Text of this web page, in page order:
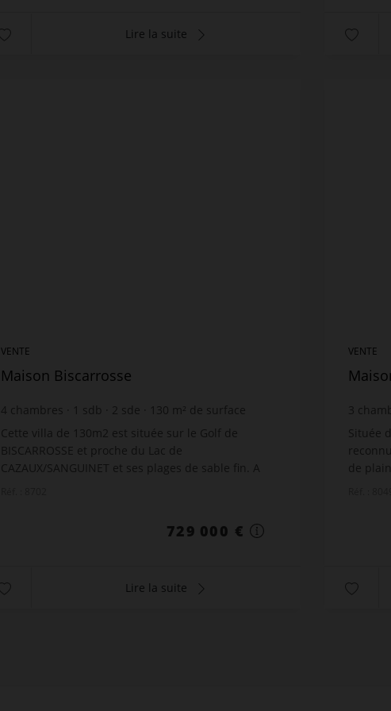
Lire la suite
VENTE
Maison Biscarrosse
4 chambres sdb 2 sde 130 m² de surface
1 269
m² de terrain 5 607,69 € prix / m²
Cette villa de 130m2 est située sur le Golf de
BISCARROSSE et proche du Lac de
CAZAUX/SANGUINET et ses plages de sable fin. A
729 000 €
Lire la suite
VENTE
3
700
Située
de